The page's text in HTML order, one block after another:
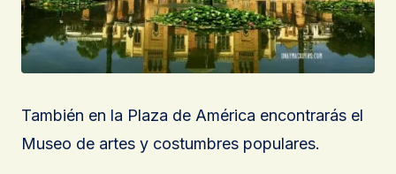
También en la Plaza de América encontrarás el
Museo de artes y costumbres populares.